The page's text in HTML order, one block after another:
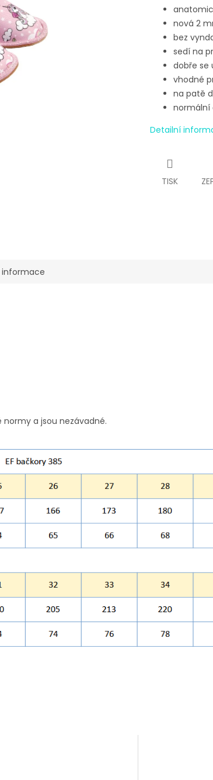
nová 2
bez
sedí na
dobře se
vhodné
na patě
normální
Detailní
TISK
normy a jsou nezávadné.